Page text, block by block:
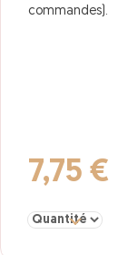
commandes).
7,75 €
Sélectionner la